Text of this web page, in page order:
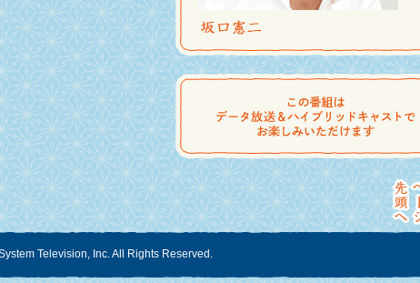
Television, Inc. All Rights Reserved.